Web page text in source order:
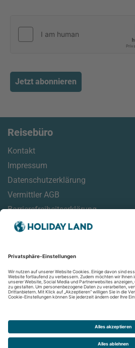
Jetzt abonnieren
Reisebüro
Kontakt
Impressum
Datenschutzerklärung
Vermittler AGB
Barrierefreiheitserklärung
Reisemonitor
Online Check-In Informationen
Reisehinweise
Aktuelles
Newsletter